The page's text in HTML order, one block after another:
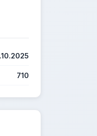
710